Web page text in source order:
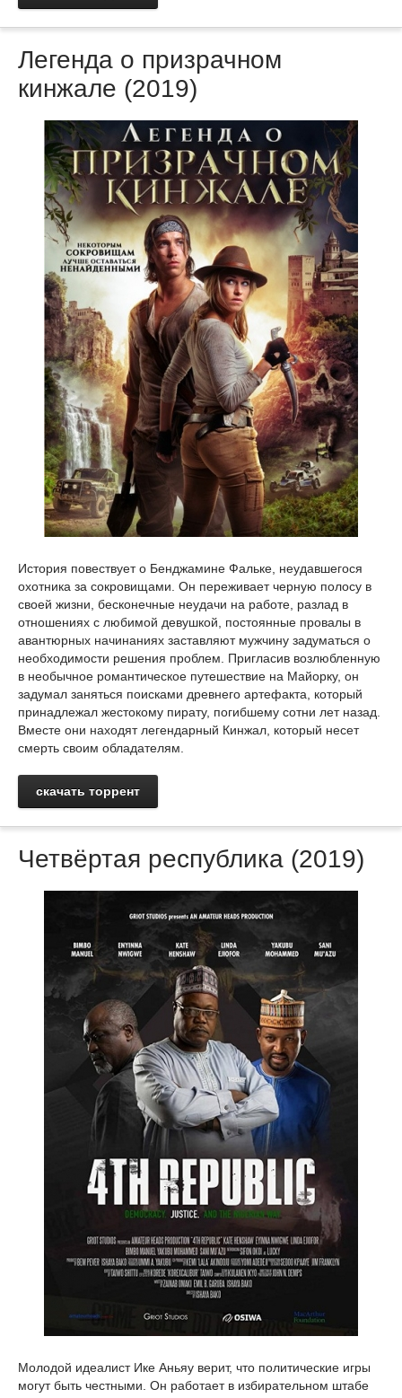
Легенда о призрачном
кинжале (2019)
История повествует о Бенджамине Фальке, неудавшегося
охотника за сокровищами. Он переживает черную полосу в
своей жизни, бесконечные неудачи на работе, разлад в
отношениях с любимой девушкой, постоянные провалы в
авантюрных начинаниях заставляют мужчину задуматься о
необходимости решения проблем. Пригласив возлюбленную
в необычное романтическое путешествие на Майорку, он
задумал заняться поисками древнего артефакта, который
принадлежал жестокому пирату, погибшему сотни лет назад.
Вместе они находят легендарный Кинжал, который несет
смерть своим обладателям.
скачать торрент
Четвёртая республика (2019)
Молодой идеалист Ике Аньяу верит, что политические игры
могут быть честными. Он работает в избирательном штабе